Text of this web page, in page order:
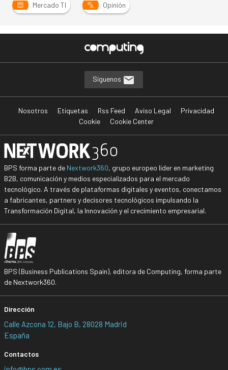
Mercado TI Opinión
Síguenos
Nosotros Etiquetas Rss Feed Aviso Legal
Privacidad
Cookie
Cookie Center
BPS forma parte de Nextwork360, grupo europeo líder en marketing
B2B, comunicación y medios especializados para el mercado
tecnológico. A través de plataformas digitales y eventos, conectamos
a fabricantes, partners y decisores tecnológicos impulsando la
Transformación Digital, la Innovación y el crecimiento empresarial.
BPS (Business Publications Spain), editora de Computing, forma parte
de Nextwork360.
Dirección
Calle Azcona 12, Bajo B, 28028 Madrid
España
Contactos